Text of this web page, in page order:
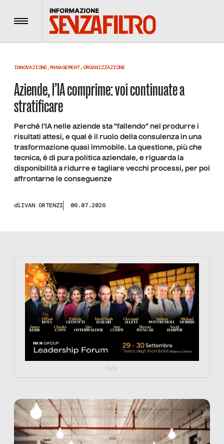
Menu
INNOVAZIONE,MANAGEMENT,ORGANIZZAZIONE
Aziende, l’IA comprime: voi continuate a
stratificare
Perché l’IA nelle aziende sta “fallendo” nel produrre i
risultati attesi, e qual è il ruolo della consulenza in una
trasformazione quasi immobile. La questione, più che
tecnica, è di pura politica aziendale, e riguarda la
disponibilità a ridurre e tagliare vecchi processi, per poi
affrontarne le conseguenze
diIVAN ORTENZI 06.07.2026
https://tinyurl.com/363fvfm9
Adv